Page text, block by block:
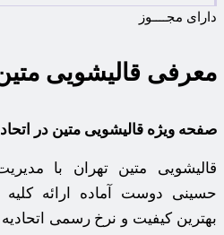
دارای مجــــوز
معرفی قالیشویی
صفحه ویژه قالیشویی متین در
قالیشویی متین تهران با
حسینی دوست آماده ارائه کلیه
بهترین کیفیت و نرخ رسمی